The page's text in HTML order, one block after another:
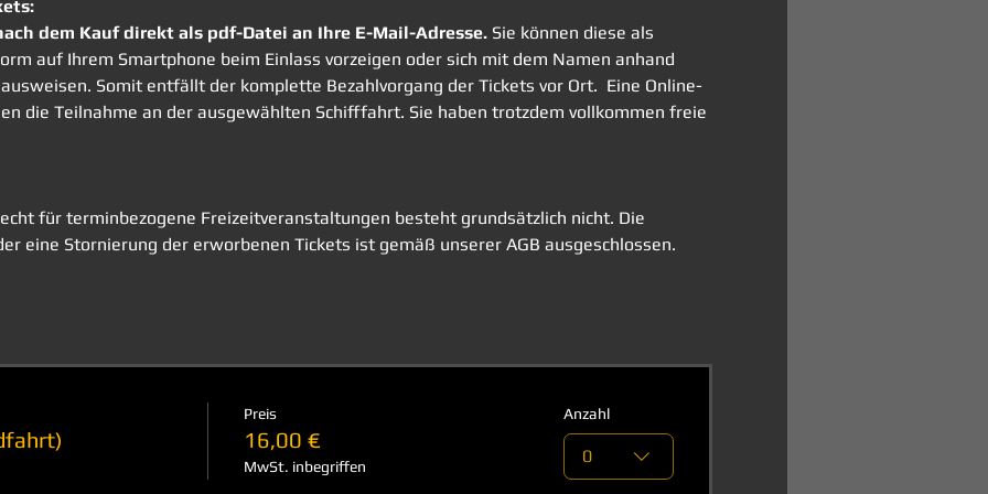
dem Kauf direkt als pdf-Datei an Ihre E-Mail-Adresse. Sie können diese als
auf Ihrem Smartphone beim Einlass vorzeigen oder sich mit dem Namen anhand
Somit entfällt der komplette Bezahlvorgang der Tickets vor Ort.  Eine Online-
die Teilnahme an der ausgewählten Schifffahrt. Sie haben trotzdem vollkommen freie
für terminbezogene Freizeitveranstaltungen besteht grundsätzlich nicht. Die
eine Stornierung der erworbenen Tickets ist gemäß unserer AGB ausgeschlossen.
Preis
16,00 €
MwSt. inbegriffen
Anzahl
0